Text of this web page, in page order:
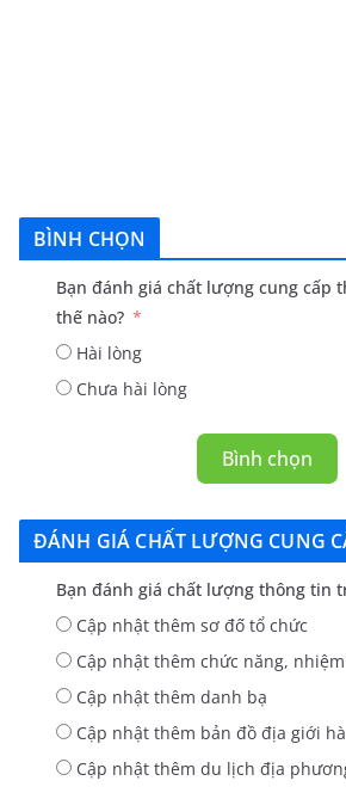
BÌNH CHỌN
Bạn đánh giá chất lượng cung cấp
thế nào?
Hài lòng
Chưa hài lòng
Bình chọn
ĐÁNH GIÁ CHẤT LƯỢNG CUNG
Bạn đánh giá chất lượng thông tin
Cập nhật thêm sơ đố tổ chức
Cập nhật thêm chức năng,
Cập nhật thêm danh bạ
Cập nhật thêm bản đồ địa giới
Cập nhật thêm du lịch địa